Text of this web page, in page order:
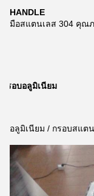
HANDLE
มือสแตนเลส 304 คุณ
กรอบอลูมิเนียม
อลูมิเนียม / กรอบสแต